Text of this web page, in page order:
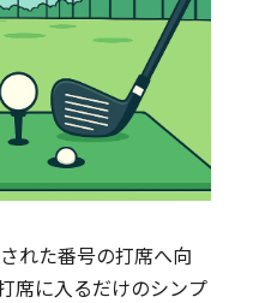
れた番号の打席へ向
席に入るだけのシンプ